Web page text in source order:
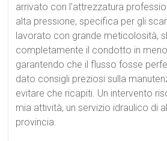
arrivato con l'attrezzatura
alta pressione, specifica per gli
lavorato con grande meticolosità,
completamente il condotto in
garantendo che il flusso fosse
dato consigli preziosi sulla
evitare che ricapiti. Un intervento
mia attività, un servizio idraulico di
provincia.